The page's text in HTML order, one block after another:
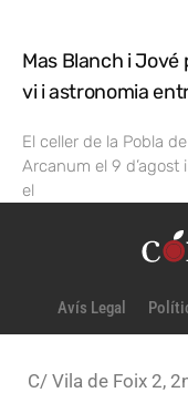
Mas Blanch i
vi i astronomia
El celler de la Pobla
Arcanum el 9 d’agost
el
Avís Legal
C/ Vila de Foix 2,